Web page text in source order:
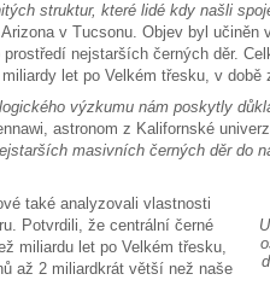
struktur, které lidé kdy našli
v Tucsonu. Objev byl učiněn
nejstarších černých děr.
let po Velkém třesku, v době
výzkumu nám poskytly
astronom z Kalifornské
masivních černých děr do
také analyzovali vlastnosti
Potvrdili, že centrální černé
miliardu let po Velkém třesku,
až 2 miliardkrát větší než naše